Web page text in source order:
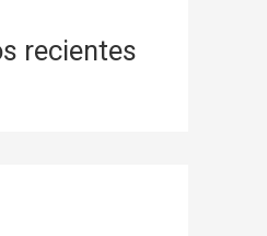
recientes